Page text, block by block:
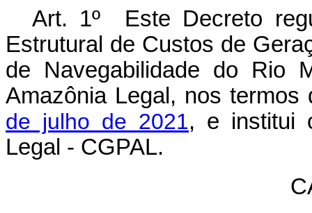
Art. 1º Este Decreto
Estrutural de Custos de
de Navegabilidade do Rio
Amazônia Legal, nos
de julho de 2021, e institui
Legal - CGPAL.